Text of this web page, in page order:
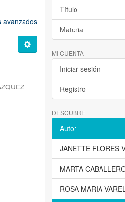
avanzados
Título
Materia
MI CUENTA
Iniciar sesión
Registro
DESCUBRE
Autor
JANETTE FLORES
MARTA
ROSA MARIA